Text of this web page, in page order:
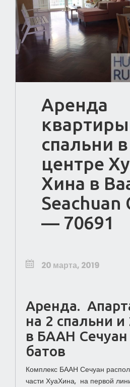
Аренда
спальни в
центре
Хина в
Seachuan
— 70691
20 марта, 2019
Аренда.
на 2 спальни и
в БААН Сечуан
батов
Комплекс БААН Сечуан
части ХуаХина, на первой